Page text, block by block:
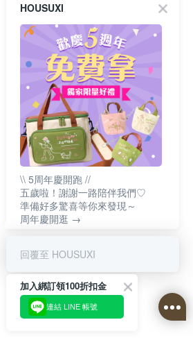
HOUSUXI
\\ 5周年慶開跑 //
五歲啦！謝謝一路陪伴我們♡
準備好多驚喜等你來發現～
周年慶開逛 →
回覆至 HOUSUXI
加入綁訂領100折扣金
連結 LINE 帳號